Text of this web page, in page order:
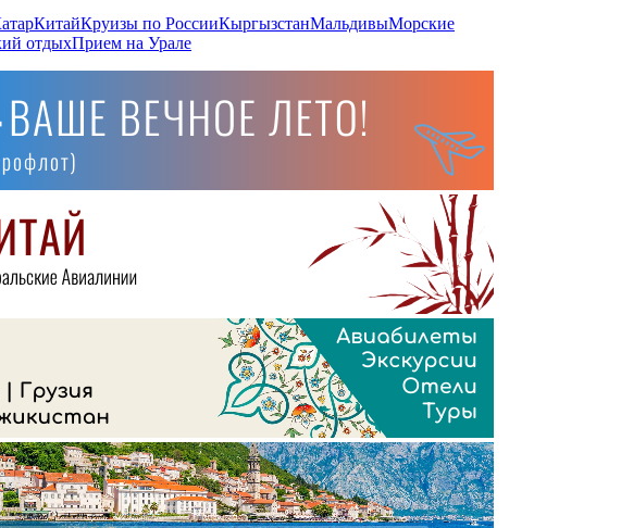
КитайКруизы по РоссииКыргызстанМальдивыМорские
отдыхПрием на Урале